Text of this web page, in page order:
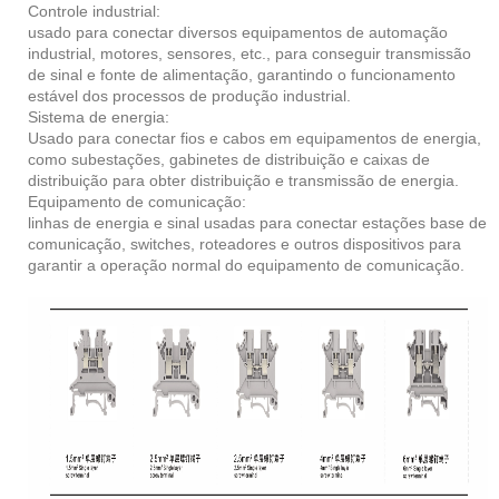
Controle industrial:
usado para conectar diversos equipamentos de automação
industrial, motores, sensores, etc., para conseguir transmissão
de sinal e fonte de alimentação, garantindo o funcionamento
estável dos processos de produção industrial.
Sistema de energia:
Usado para conectar fios e cabos em equipamentos de energia,
como subestações, gabinetes de distribuição e caixas de
distribuição para obter distribuição e transmissão de energia.
Equipamento de comunicação:
linhas de energia e sinal usadas para conectar estações base de
comunicação, switches, roteadores e outros dispositivos para
garantir a operação normal do equipamento de comunicação.